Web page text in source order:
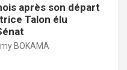
après son départ
Talon élu
BOKAMA